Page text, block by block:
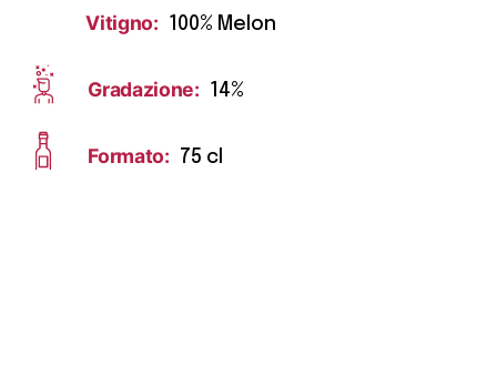
Vitigno: 100% Melon
Gradazione: 14%
Formato: 75 cl